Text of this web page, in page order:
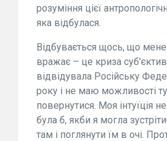
розуміння цієї
яка відбулася.
Відбувається щось, що
вражає – це криза
відвідувала Російську
року і не маю можливості
повернутися. Моя інтуїція
була б, якби я могла
там і поглянути їм в очі.